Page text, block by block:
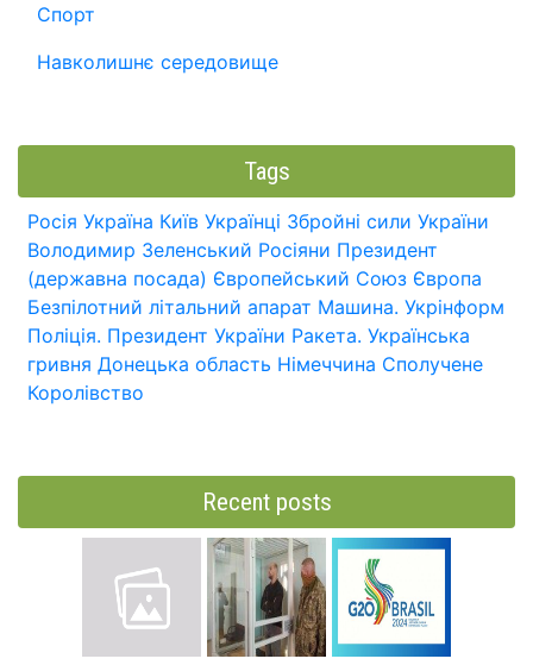
Спорт
Навколишнє середовище
Tags
Росія Україна Київ Українці Збройні сили України
Володимир Зеленський Росіяни Президент
(державна посада) Європейський Союз Європа
Безпілотний літальний апарат Машина. Укрінформ
Поліція. Президент України Ракета. Українська
гривня Донецька область Німеччина Сполучене
Королівство
Recent posts